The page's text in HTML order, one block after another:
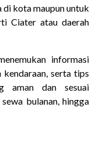
kota maupun untuk
Ciater atau daerah
informasi
serta tips
aman dan sesuai
bulanan, hingga